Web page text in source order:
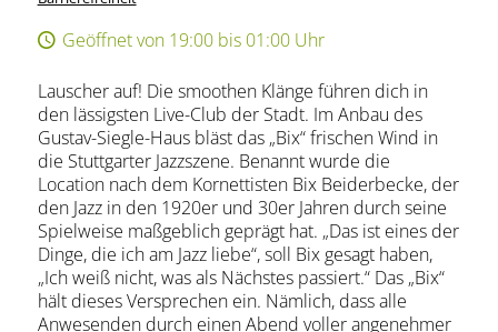
Geöffnet von 19:00 bis 01:00 Uhr
Lauscher auf! Die smoothen Klänge führen dich in
den lässigsten Live-Club der Stadt. Im Anbau des
Gustav-Siegle-Haus bläst das „Bix“ frischen Wind in
die Stuttgarter Jazzszene. Benannt wurde die
Location nach dem Kornettisten Bix Beiderbecke, der
den Jazz in den 1920er und 30er Jahren durch seine
Spielweise maßgeblich geprägt hat. „Das ist eines der
Dinge, die ich am Jazz liebe“, soll Bix gesagt haben,
„Ich weiß nicht, was als Nächstes passiert.“ Das „Bix“
hält dieses Versprechen ein. Nämlich, dass alle
Anwesenden durch einen Abend voller angenehmer